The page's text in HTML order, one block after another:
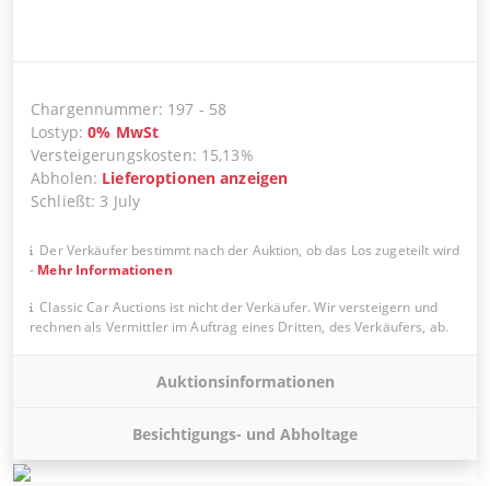
Chargennummer: 197 - 58
Lostyp:0% MwSt
Versteigerungskosten: 15,13%
Abholen: Lieferoptionen anzeigen
Schließt: 3 July
Der Verkäufer bestimmt nach der Auktion, ob das Los zugeteilt wird
- Mehr Informationen
Classic Car Auctions ist nicht der Verkäufer. Wir versteigern und
rechnen als Vermittler im Auftrag eines Dritten, des Verkäufers, ab.
Auktionsinformationen
Besichtigungs- und Abholtage